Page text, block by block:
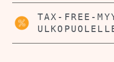
TAX-FREE-